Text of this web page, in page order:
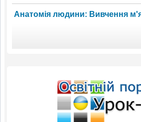
Анатомія людини: Вивчення